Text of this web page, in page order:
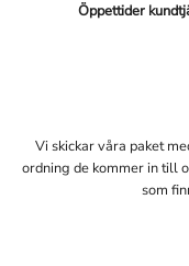
Öppettider
Vi skickar våra paket
ordning de kommer in till
som